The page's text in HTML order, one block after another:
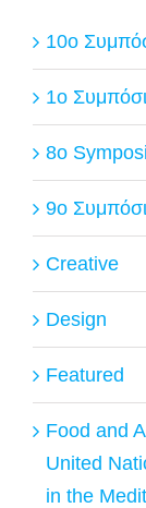
10ο
1ο
8o
9ο
Creative
Design
Featured
Food and
United
in the